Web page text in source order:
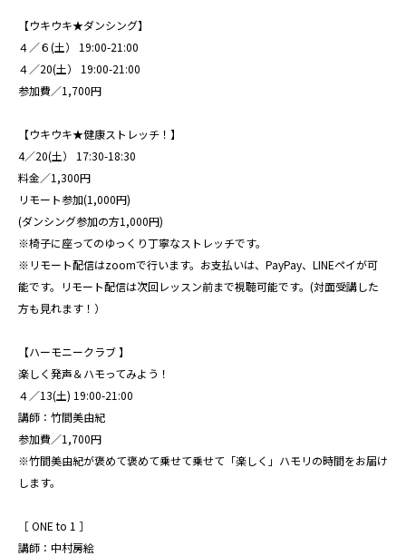
【ウキウキ★ダンシング】
４／６(土） 19:00-21:00
４／20(土） 19:00-21:00
参加費／1,700円
【ウキウキ★健康ストレッチ！】
4／20(土） 17:30-18:30
料金／1,300円
リモート参加(1,000円)
(ダンシング参加の方1,000円)
※椅子に座ってのゆっくり丁寧なストレッチです。
※リモート配信はzoomで行います。お支払いは、PayPay、LINEペイが可
能です。リモート配信は次回レッスン前まで視聴可能です。(対面受講した
方も見れます！）
【ハーモニークラブ 】
楽しく発声＆ハモってみよう！
４／13(土) 19:00-21:00
講師：竹間美由紀
参加費／1,700円
※竹間美由紀が褒めて褒めて乗せて乗せて「楽しく」ハモリの時間をお届け
します。
［ ONE to 1 ］
講師：中村房絵